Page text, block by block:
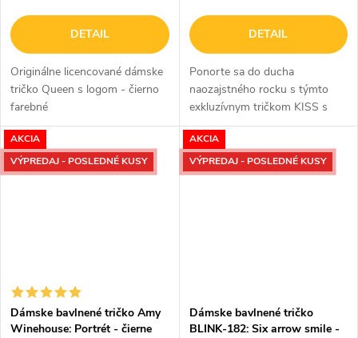
DETAIL
Originálne licencované dámske
tričko Queen s logom - čierno
farebné
DETAIL
Ponorte sa do ducha
naozajstného rocku s týmto
exkluzívnym tričkom KISS s
motívom Made For Lovin' You.
V klasickom čiernom prevedení
ponúka toto tričko ikonický
dizajn, ktorý...
AKCIA
VÝPREDAJ - POSLEDNÉ KUSY
Dámske bavlnené tričko Amy
Winehouse: Portrét - čierne
AKCIA
VÝPREDAJ - POSLEDNÉ KUSY
Dámske bavlnené tričko
BLINK-182: Six arrow smile -